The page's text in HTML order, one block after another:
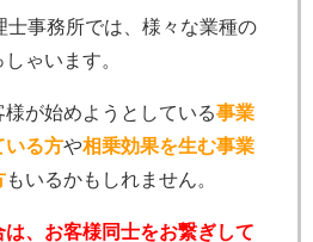
士事務所では、様々な業種の
ゃいます。
が始めようとしている事業
いる方や相乗効果を生む事業
もいるかもしれません。
は、お客様同士をお繋ぎして